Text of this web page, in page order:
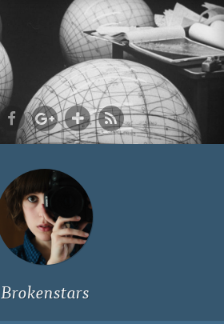
Ich bin Fyn,
23, und
wohne in
Köln
Brokenstars